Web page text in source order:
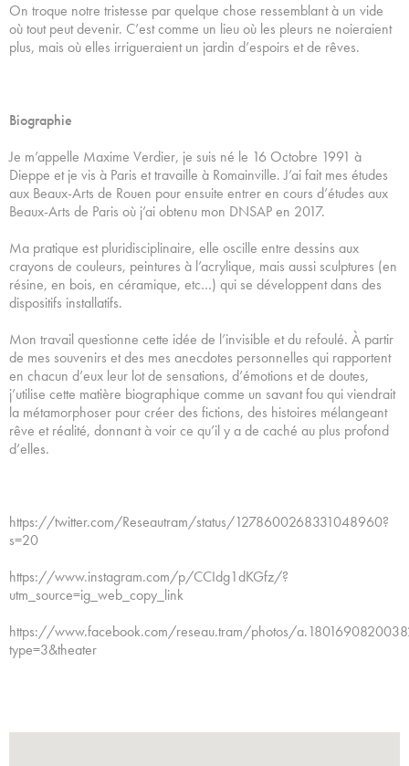
On troque notre tristesse par quelque chose ressemblant à un vide
où tout peut devenir. C’est comme un lieu où les pleurs ne noieraient
plus, mais où elles irrigueraient un jardin d’espoirs et de rêves.
Biographie
Je m’appelle Maxime Verdier, je suis né le 16 Octobre 1991 à
Dieppe et je vis à Paris et travaille à Romainville. J’ai fait mes études
aux Beaux-Arts de Rouen pour ensuite entrer en cours d’études aux
Beaux-Arts de Paris où j’ai obtenu mon DNSAP en 2017.
Ma pratique est pluridisciplinaire, elle oscille entre dessins aux
crayons de couleurs, peintures à l’acrylique, mais aussi sculptures (en
résine, en bois, en céramique, etc…) qui se développent dans des
dispositifs installatifs.
Mon travail questionne cette idée de l’invisible et du refoulé. À partir
de mes souvenirs et des mes anecdotes personnelles qui rapportent
en chacun d’eux leur lot de sensations, d’émotions et de doutes,
j’utilise cette matière biographique comme un savant fou qui viendrait
la métamorphoser pour créer des fictions, des histoires mélangeant
rêve et réalité, donnant à voir ce qu’il y a de caché au plus profond
d’elles.
https://twitter.com/Reseautram/status/1278600268331048960?
s=20
https://www.instagram.com/p/CCIdg1dKGfz/?
utm_source=ig_web_copy_link
https://www.facebook.com/reseau.tram/photos/
type=3&theater